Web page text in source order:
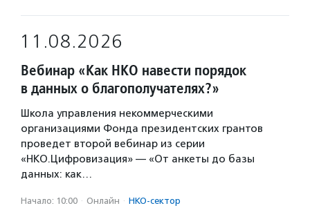
11.08.2026
Вебинар «Как НКО навести порядок
в данных о благополучателях?»
Школа управления некоммерческими
организациями Фонда президентских грантов
проведет второй вебинар из серии
«НКО.Цифровизация» — «От анкеты до базы
данных: как…
Начало: 10:00 · Онлайн · НКО-сектор